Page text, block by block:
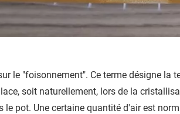
le "foisonnement". Ce terme désigne la
soit naturellement, lors de la
le pot. Une certaine quantité d'air est